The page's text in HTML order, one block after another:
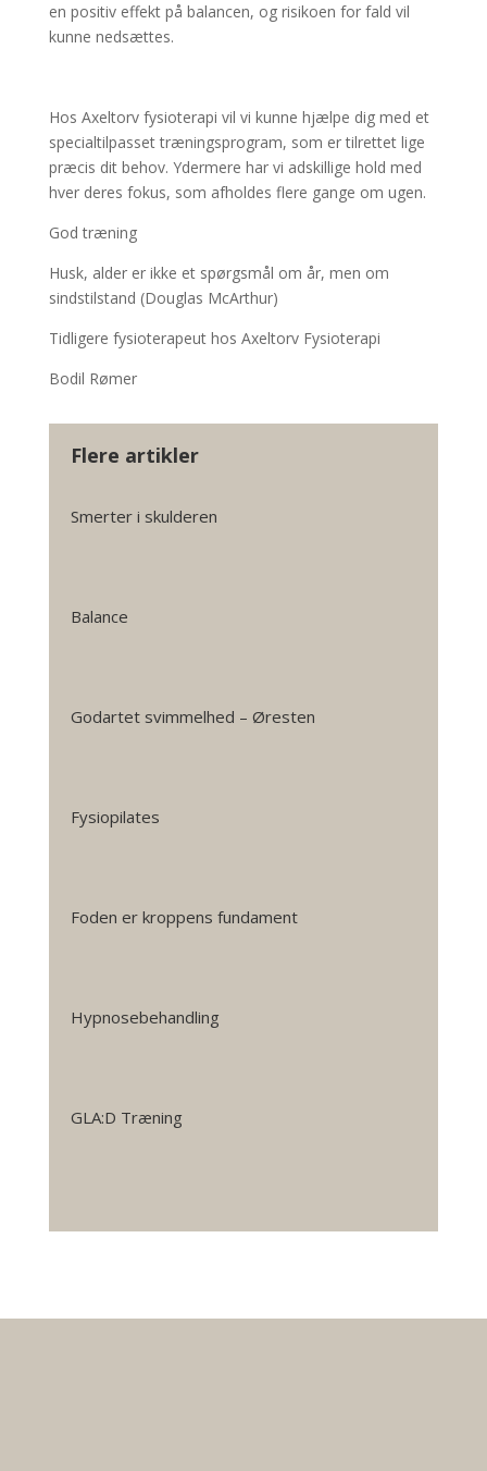
en positiv effekt på balancen, og risikoen for fald vil
kunne nedsættes.
Hos Axeltorv fysioterapi vil vi kunne hjælpe dig med et
specialtilpasset træningsprogram, som er tilrettet lige
præcis dit behov. Ydermere har vi adskillige hold med
hver deres fokus, som afholdes flere gange om ugen.
God træning
Husk, alder er ikke et spørgsmål om år, men om
sindstilstand (Douglas McArthur)
Tidligere fysioterapeut hos Axeltorv Fysioterapi
Bodil Rømer
Flere artikler
Smerter i skulderen
Balance
Godartet svimmelhed – Øresten
Fysiopilates
Foden er kroppens fundament
Hypnosebehandling
GLA:D Træning